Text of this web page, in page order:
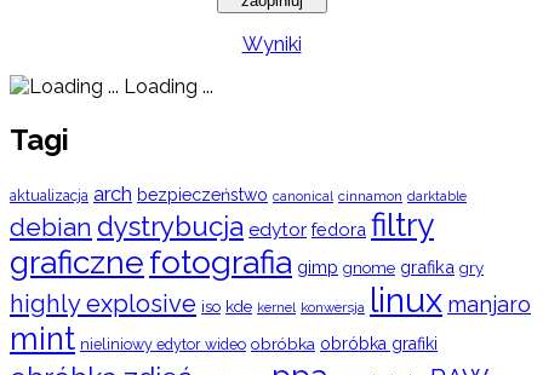
Wyniki
Loading ...
Tagi
aktualizacja arch bezpieczeństwo canonical cinnamon darktable
debian dystrybucja edytor fedora filtry
graficznefotografia gimp gnome grafika gry
highly explosive iso kde kernel konwersja linux manjaro
mint nieliniowy edytor wideo obróbka obróbka grafiki